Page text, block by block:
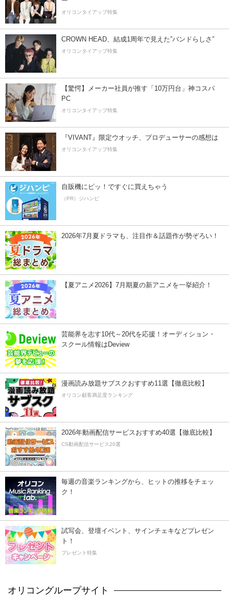
オリコンタイアップ特集
CROWN HEAD、結成1周年で見えた”バンドらしさ”
オリコンタイアップ特集
【驚愕】メーカー社員が推す「10万円台」神コスパ
PC
オリコンタイアップ特集
『VIVANT』限定ウオッチ、プロデューサーの感想は
オリコンタイアップ特集
自販機にピッ！ですぐに買えちゃう
（PR）ジハンピ
2026年7月夏ドラマも、注目作＆話題作が勢ぞろい！
【夏アニメ2026】7月期夏の新アニメを一挙紹介！
芸能界を志す10代～20代を応援！オーディション・
スクール情報はDeview
漫画読み放題サブスクおすすめ11選【徹底比較】
オリコン顧客満足度ランキング
2026年動画配信サービスおすすめ40選【徹底比較】
CS動画配信サービス20選
毎週の音楽ランキングから、ヒットの推移をチェッ
ク！
試写会、登壇イベント、サインチェキなどプレゼン
ト！
プレゼント特集
オリコングループサイト